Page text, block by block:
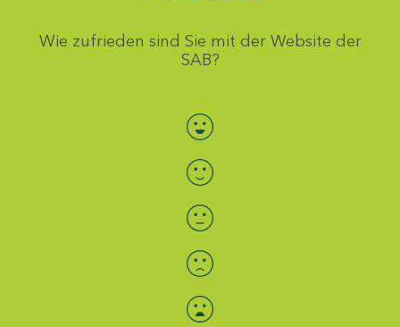
Wie zufrieden sind Sie mit der Website der
SAB?
Bewertung auswählen